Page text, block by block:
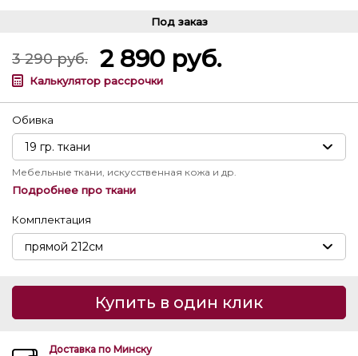
Под заказ
3 290 руб. 2 890 руб.
Калькулятор рассрочки
Обивка
Мебельные ткани, искусственная кожа и др.
Подробнее про ткани
Комплектация
Купить в один клик
Доставка по Минску